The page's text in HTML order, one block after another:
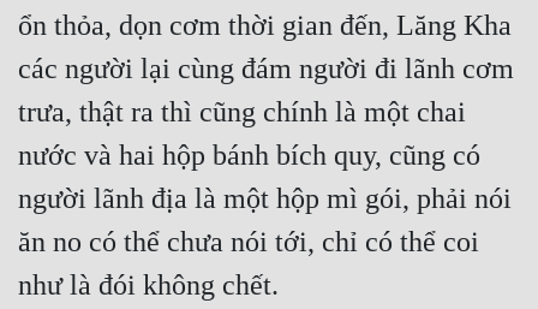
ổn thỏa, dọn cơm thời gian đến, Lăng Kha
các người lại cùng đám người đi lãnh cơm
trưa, thật ra thì cũng chính là một chai
nước và hai hộp bánh bích quy, cũng có
người lãnh địa là một hộp mì gói, phải nói
ăn no có thể chưa nói tới, chỉ có thể coi
như là đói không chết.